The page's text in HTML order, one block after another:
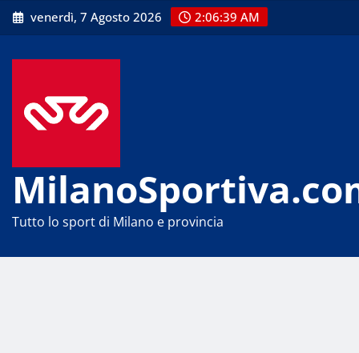
Skip
to
venerdì, 7 Agosto 2026 2:06:39 AM
Tutto lo sport di Milano e provincia